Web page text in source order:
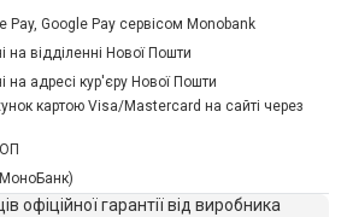
Pay, Google Pay сервісом Monobank
на відділенні Нової Пошти
на адресі кур'єру Нової Пошти
картою Visa/Mastercard на сайті через
офіційної гарантії від виробника